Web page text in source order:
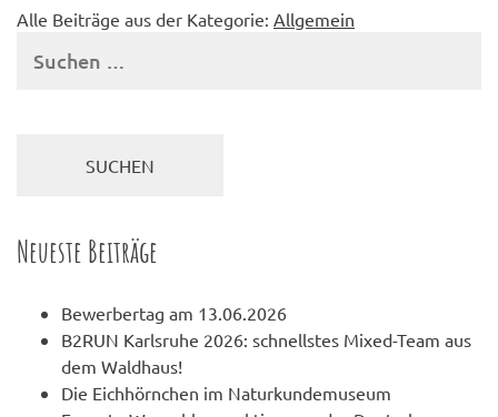
Alle Beiträge aus der Kategorie: Allgemein
nach:
Neueste Beiträge
Bewerbertag am 13.06.2026
B2RUN Karlsruhe 2026: schnellstes Mixed-Team aus
dem Waldhaus!
Die Eichhörnchen im Naturkundemuseum